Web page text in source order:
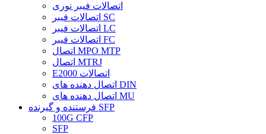
اتصالات فیبر نوری
اتصالات فیبر SC
اتصالات فیبر LC
اتصالات فیبر FC
اتصال MPO MTP
اتصال MTRJ
E2000 اتصالات
اتصال دهنده های DIN
اتصال دهنده های MU
فرستنده و گیرنده SFP
100G CFP
SFP